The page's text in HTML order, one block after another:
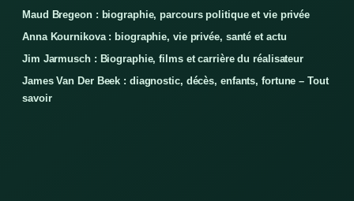
Maud Bregeon : biographie, parcours politique et vie privée
Anna Kournikova : biographie, vie privée, santé et actu
Jim Jarmusch : Biographie, films et carrière du réalisateur
James Van Der Beek : diagnostic, décès, enfants, fortune – Tout
savoir